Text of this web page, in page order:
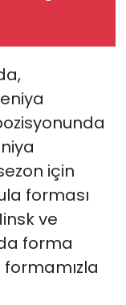
için
forması
ve
forma
formamızla